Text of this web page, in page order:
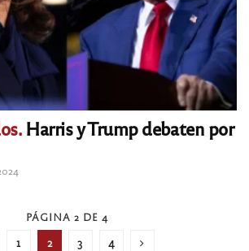
Harris y Trump debaten por
PÁGINA 2 DE 4
1 2 3 4